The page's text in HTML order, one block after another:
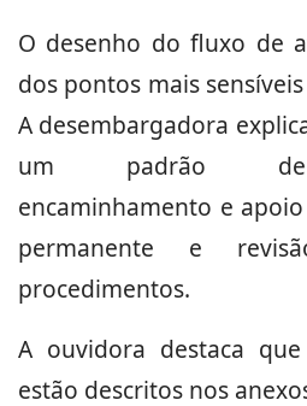
O desenho do fluxo de
dos pontos mais
A desembargadora
um padrão de
encaminhamento e
permanente e
procedimentos.
A ouvidora destaca
estão descritos nos